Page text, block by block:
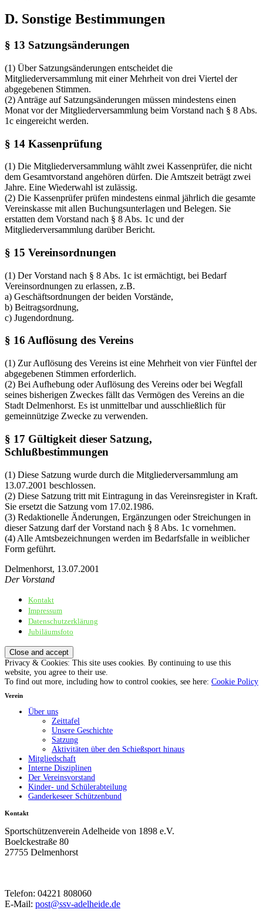
D. Sonstige Bestimmungen
§ 13 Satzungsänderungen
(1) Über Satzungsänderungen entscheidet die
Mitgliederversammlung mit einer Mehrheit von drei Viertel der
abgegebenen Stimmen.
(2) Anträge auf Satzungsänderungen müssen mindestens einen
Monat vor der Mitgliederversammlung beim Vorstand nach § 8 Abs.
1c eingereicht werden.
§ 14 Kassenprüfung
(1) Die Mitgliederversammlung wählt zwei Kassenprüfer, die nicht
dem Gesamtvorstand angehören dürfen. Die Amtszeit beträgt zwei
Jahre. Eine Wiederwahl ist zulässig.
(2) Die Kassenprüfer prüfen mindestens einmal jährlich die gesamte
Vereinskasse mit allen Buchungsunterlagen und Belegen. Sie
erstatten dem Vorstand nach § 8 Abs. 1c und der
Mitgliederversammlung darüber Bericht.
§ 15 Vereinsordnungen
(1) Der Vorstand nach § 8 Abs. 1c ist ermächtigt, bei Bedarf
Vereinsordnungen zu erlassen, z.B.
a) Geschäftsordnungen der beiden Vorstände,
b) Beitragsordnung,
c) Jugendordnung.
§ 16 Auflösung des Vereins
(1) Zur Auflösung des Vereins ist eine Mehrheit von vier Fünftel der
abgegebenen Stimmen erforderlich.
(2) Bei Aufhebung oder Auflösung des Vereins oder bei Wegfall
seines bisherigen Zweckes fällt das Vermögen des Vereins an die
Stadt Delmenhorst. Es ist unmittelbar und ausschließlich für
gemeinnützige Zwecke zu verwenden.
§ 17 Gültigkeit dieser Satzung,
Schlußbestimmungen
(1) Diese Satzung wurde durch die Mitgliederversammlung am
13.07.2001 beschlossen.
(2) Diese Satzung tritt mit Eintragung in das Vereinsregister in Kraft.
Sie ersetzt die Satzung vom 17.02.1986.
(3) Redaktionelle Änderungen, Ergänzungen oder Streichungen in
dieser Satzung darf der Vorstand nach § 8 Abs. 1c vornehmen.
(4) Alle Amtsbezeichnungen werden im Bedarfsfalle in weiblicher
Form geführt.
Delmenhorst, 13.07.2001
Der Vorstand
Sportschützenverein Adelheide von 1898 e.V.
Kontakt
Impressum
Datenschutzerklärung
Jubiläumsfoto
Privacy & Cookies: This site uses cookies. By continuing to use this
website, you agree to their use.
To find out more, including how to control cookies, see here: Cookie Policy
Verein
Über uns
Zeittafel
Unsere Geschichte
Satzung
Aktivitäten über den Schießsport hinaus
Mitgliedschaft
Interne Disziplinen
Der Vereinsvorstand
Kinder- und Schülerabteilung
Ganderkeseer Schützenbund
Kontakt
Sportschützenverein Adelheide von 1898 e.V.
Boelckestraße 80
27755 Delmenhorst
Telefon: 04221 808060
E-Mail: post@ssv-adelheide.de